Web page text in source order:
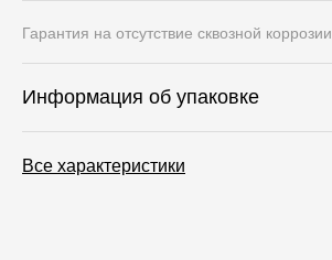
Гарантия на отсутствие сквозной коррозии
Информация об упаковке
Все характеристики